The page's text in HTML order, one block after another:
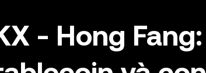
- Hong Fang: